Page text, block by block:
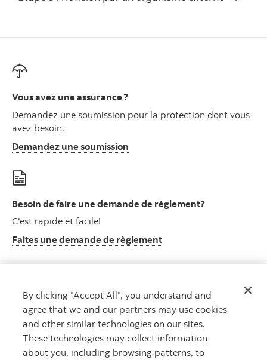
Vous avez une assurance ?
Demandez une soumission pour la protection dont vous
avez besoin.
Demandez une soumission
Besoin de faire une demande de règlement?
C'est rapide et facile!
Faites une demande de règlementLa page de demandez
Page de ressources
Outils et ressources utiles
Détails
La page de ressources l'assurance
By clicking "Accept All", you understand and
agree that we and our partners may use cookies
and other similar technologies on our sites.
These technologies may collect information
about you, including browsing patterns, to